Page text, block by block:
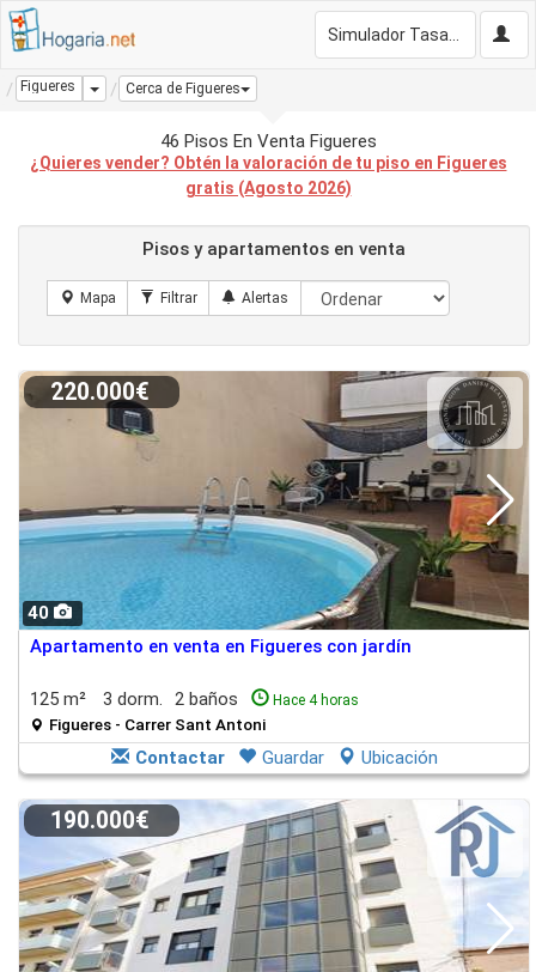
Figueres Dropdown
Cerca de Figueres
46 Pisos En Venta Figueres
¿Quieres vender? Obtén la valoración de tu piso en Figueres
gratis (Agosto 2026)
Pisos y apartamentos en venta
40
220.000€
Apartamento en venta en Figueres con jardín
125 m² 3 dorm. 2 baños Hace 4 horas
Figueres - Carrer Sant Antoni
Contactar Guardar Ubicación
190.000€